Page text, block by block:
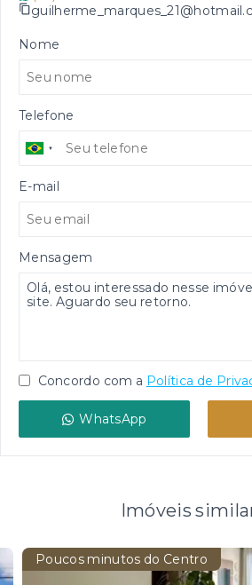
Nome
Telefone
E-mail
Mensagem
Concordo com a Política de
WhatsApp
Imóveis
Poucos minutos do Centro